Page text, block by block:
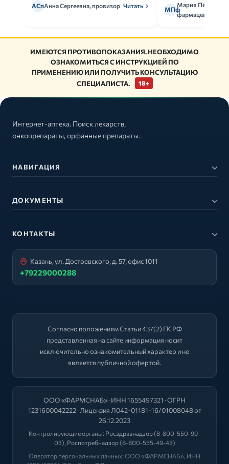
АСпАнна Сергеевна, провизор Читать МПф
Мария Петрова,
фармацевт
ИМЕЮТСЯ ПРОТИВОПОКАЗАНИЯ. НЕОБХОДИМО
ОЗНАКОМИТЬСЯ С ИНСТРУКЦИЕЙ ПО
ПРИМЕНЕНИЮ ИЛИ ПОЛУЧИТЬ КОНСУЛЬТАЦИЮ
СПЕЦИАЛИСТА.
18+
Интернет-аптека. Поиск лекарств,
онкопрепараты, орфанные препараты.
НАВИГАЦИЯ
ДОКУМЕНТЫ
КОНТАКТЫ
Казань, ул. Достоевского, д. 57, офис 1011
+79229000288
Согласно положениям Статьи 437(2) ГК РФ
представленная на сайте информация носит
исключительно ознакомительный характер и не
является публичной офертой.
ООО «ФАРМСНАБ» · ИНН 1655497321 · ОГРН
1231600042222 · Лицензия Л042-01181-16/01008048 от
26.12.2023
Контролирующие органы: Росздравнадзор(8-800-550-99-
03), Роспотребнадзор(8-800-555-49-43)
Оператор персональных данных: ООО «ФАРМСНАБ», ИНН